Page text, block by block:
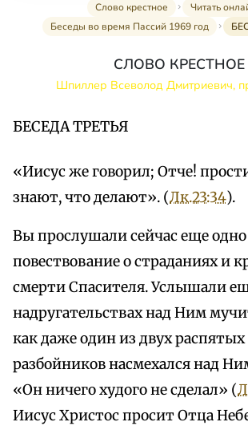
Слово крестное
Читать
Беседы во время Пассий 1969 год
СЛОВО КРЕСТНОЕ
Шпиллер Всеволод Дмитриевич,
БЕСЕДА ТРЕТЬЯ
«Иисус же говорил; Отче!
знают, что делают». (Лк.23:34).
Вы прослушали сейчас еще одно
повествование о страданиях и
смерти Спасителя. Услышали
надругательствах над Ним
как даже один из двух
разбойников насмехался над
«Он ничего худого не сделал» (
Иисус Христос просит Отца